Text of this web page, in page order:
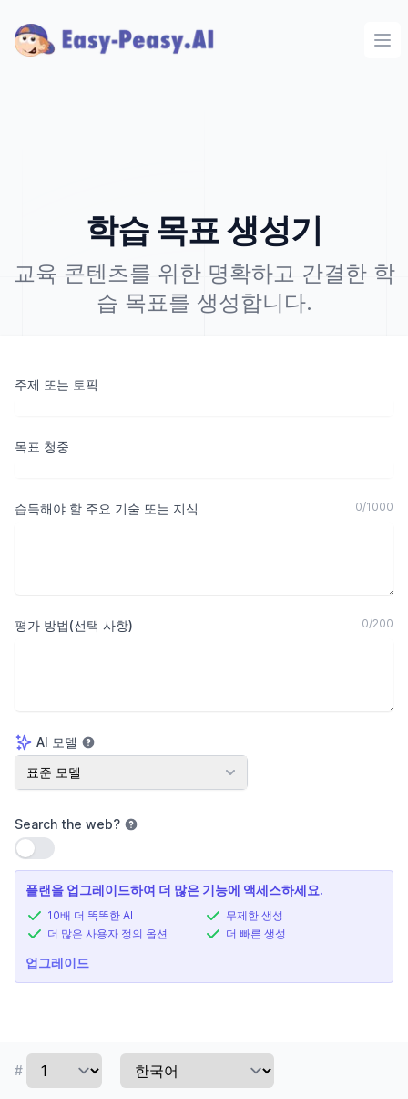
학습 목표 생성기
교육 콘텐츠를 위한 명확하고 간결한 학
습 목표를 생성합니다.
주제 또는 토픽
목표 청중
습득해야 할 주요 기술 또는 지식 0/1000
평가 방법(선택 사항) 0/200
AI 모델
AI 모델
표준 모델
Search the web?
설정 사용
플랜을 업그레이드하여 더 많은 기능에 액세스하세요.
10배 더 똑똑한 AI
더 많은 사용자 정의 옵션
무제한 생성
더 빠른 생성
업그레이드
#